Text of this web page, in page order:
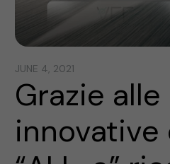
JUNE 4, 2021
Grazie alle